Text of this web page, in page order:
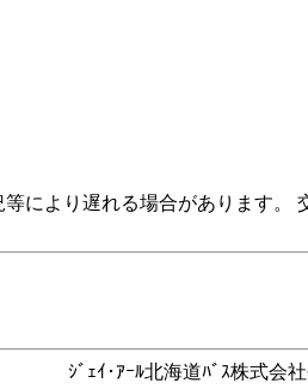
により遅れる場合があります
ｼﾞｪｲ･ｱｰﾙ北海道ﾊﾞｽ株式会